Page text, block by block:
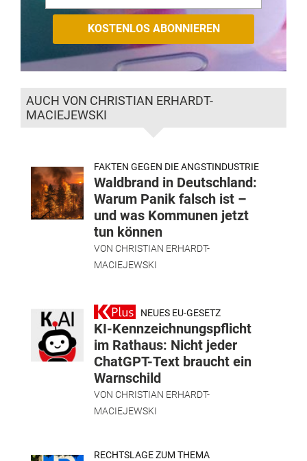
AUCH VON CHRISTIAN ERHARDT-
MACIEJEWSKI
FAKTEN GEGEN DIE ANGSTINDUSTRIE
Waldbrand in Deutschland:
Warum Panik falsch ist –
und was Kommunen jetzt
tun können
VON CHRISTIAN ERHARDT-
MACIEJEWSKI
NEUES EU-GESETZ
KI-Kennzeichnungspflicht
im Rathaus: Nicht jeder
ChatGPT-Text braucht ein
Warnschild
VON CHRISTIAN ERHARDT-
MACIEJEWSKI
RECHTSLAGE ZUM THEMA